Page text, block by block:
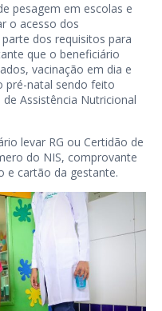
pesagem em escolas e
o acesso dos
dos requisitos para
que o beneficiário
vacinação em dia e
pré-natal sendo feito
Assistência Nutricional
levar RG ou Certidão de
do NIS, comprovante
e cartão da gestante.